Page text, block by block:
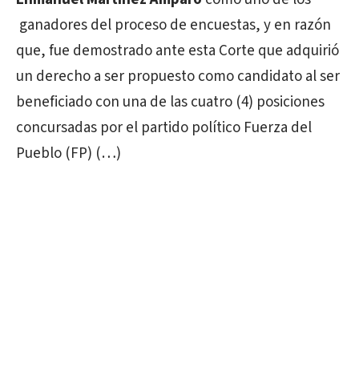
ganadores del proceso de encuestas, y en razón
que, fue demostrado ante esta Corte que adquirió
un derecho a ser propuesto como candidato al ser
beneficiado con una de las cuatro (4) posiciones
concursadas por el partido político Fuerza del
Pueblo (FP) (…)